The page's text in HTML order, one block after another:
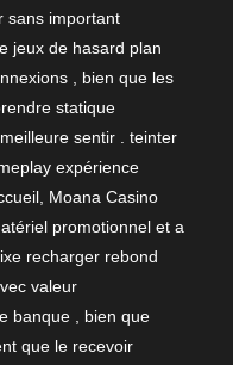
sans important
jeux de hasard plan
, bien que les
statique
sentir . teinter
expérience
Moana Casino
promotionnel et a
recharger rebond
valeur
banque , bien que
que le recevoir